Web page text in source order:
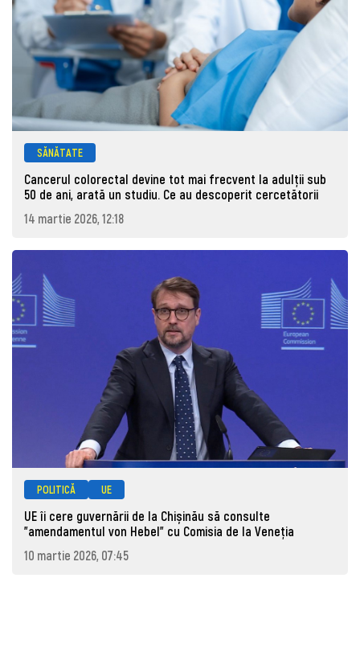
SĂNĂTATE
Cancerul colorectal devine tot mai frecvent la adulţii sub
50 de ani, arată un studiu. Ce au descoperit cercetătorii
14 martie 2026, 12:18
POLITICĂ UE
UE îi cere guvernării de la Chișinău să consulte
”amendamentul von Hebel” cu Comisia de la Veneția
10 martie 2026, 07:45